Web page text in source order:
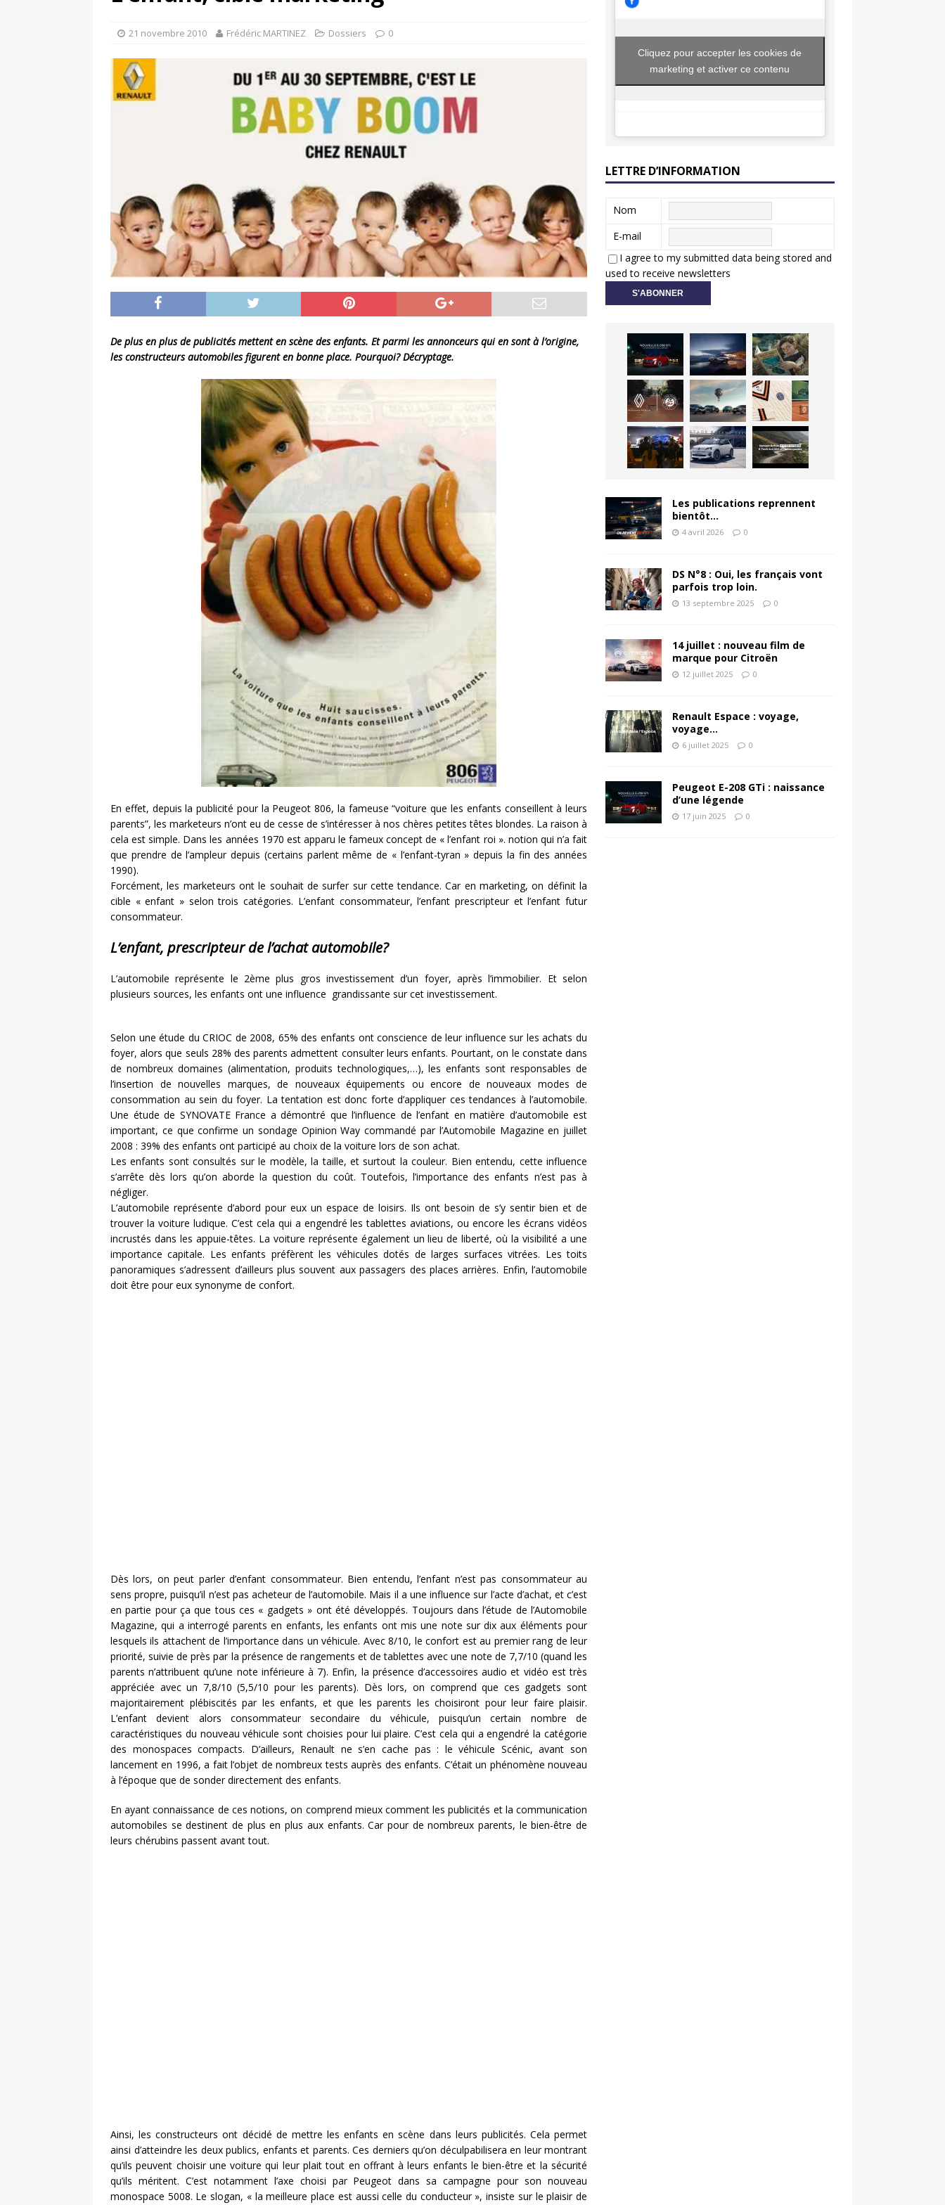
[ 4 avril 2026 ]
Les publications reprennent bientôt…
[ 13 septembre 2025 ] DS N°8 : Oui, les français vont parfois trop loin.
21 novembre 2010 Frédéric MARTINEZ Dossiers 0
De plus en plus de publicités mettent en scène des enfants. Et parmi les annonceurs qui en sont à l’origine,
les constructeurs automobiles figurent en bonne place. Pourquoi? Décryptage.
En effet, depuis la publicité pour la Peugeot 806, la fameuse “voiture que les enfants conseillent à leurs
parents”, les marketeurs n’ont eu de cesse de s’intéresser à nos chères petites têtes blondes. La raison à
cela est simple. Dans les années 1970 est apparu le fameux concept de « l’enfant roi ». notion qui n’a fait
que prendre de l’ampleur depuis (certains parlent même de « l’enfant-tyran » depuis la fin des années
1990).
Forcément, les marketeurs ont le souhait de surfer sur cette tendance. Car en marketing, on définit la
cible « enfant » selon trois catégories. L’enfant consommateur, l’enfant prescripteur et l’enfant futur
consommateur.
L’enfant, prescripteur de l’achat automobile?
L’automobile représente le 2ème plus gros investissement d’un foyer, après l’immobilier. Et selon
plusieurs sources, les enfants ont une influence grandissante sur cet investissement.
Selon une étude du CRIOC de 2008, 65% des enfants ont conscience de leur influence sur les achats du
foyer, alors que seuls 28% des parents admettent consulter leurs enfants. Pourtant, on le constate dans
de nombreux domaines (alimentation, produits technologiques,…), les enfants sont responsables de
l’insertion de nouvelles marques, de nouveaux équipements ou encore de nouveaux modes de
consommation au sein du foyer. La tentation est donc forte d’appliquer ces tendances à l’automobile.
Une étude de SYNOVATE France a démontré que l’influence de l’enfant en matière d’automobile est
important, ce que confirme un sondage Opinion Way commandé par l’Automobile Magazine en juillet
2008 : 39% des enfants ont participé au choix de la voiture lors de son achat.
Les enfants sont consultés sur le modèle, la taille, et surtout la couleur. Bien entendu, cette influence
s’arrête dès lors qu’on aborde la question du coût. Toutefois, l’importance des enfants n’est pas à
négliger.
L’automobile représente d’abord pour eux un espace de loisirs. Ils ont besoin de s’y sentir bien et de
trouver la voiture ludique. C’est cela qui a engendré les tablettes aviations, ou encore les écrans vidéos
incrustés dans les appuie-têtes. La voiture représente également un lieu de liberté, où la visibilité a une
importance capitale. Les enfants préfèrent les véhicules dotés de larges surfaces vitrées. Les toits
panoramiques s’adressent d’ailleurs plus souvent aux passagers des places arrières. Enfin, l’automobile
doit être pour eux synonyme de confort.
Dès lors, on peut parler d’enfant consommateur. Bien entendu, l’enfant n’est pas consommateur au
sens propre, puisqu’il n’est pas acheteur de l’automobile. Mais il a une influence sur l’acte d’achat, et c’est
en partie pour ça que tous ces « gadgets » ont été développés. Toujours dans l’étude de l’Automobile
Magazine, qui a interrogé parents en enfants, les enfants ont mis une note sur dix aux éléments pour
lesquels ils attachent de l’importance dans un véhicule. Avec 8/10, le confort est au premier rang de leur
priorité, suivie de près par la présence de rangements et de tablettes avec une note de 7,7/10 (quand les
parents n’attribuent qu’une note inférieure à 7). Enfin, la présence d’accessoires audio et vidéo est très
appréciée avec un 7,8/10 (5,5/10 pour les parents). Dès lors, on comprend que ces gadgets sont
majoritairement plébiscités par les enfants, et que les parents les choisiront pour leur faire plaisir.
L’enfant devient alors consommateur secondaire du véhicule, puisqu’un certain nombre de
caractéristiques du nouveau véhicule sont choisies pour lui plaire. C’est cela qui a engendré la catégorie
des monospaces compacts. D’ailleurs, Renault ne s’en cache pas : le véhicule Scénic, avant son
lancement en 1996, a fait l’objet de nombreux tests auprès des enfants. C’était un phénomène nouveau
à l’époque que de sonder directement des enfants.
En ayant connaissance de ces notions, on comprend mieux comment les publicités et la communication
automobiles se destinent de plus en plus aux enfants. Car pour de nombreux parents, le bien-être de
leurs chérubins passent avant tout.
Ainsi, les constructeurs ont décidé de mettre les enfants en scène dans leurs publicités. Cela permet
ainsi d’atteindre les deux publics, enfants et parents. Ces derniers qu’on déculpabilisera en leur montrant
qu’ils peuvent choisir une voiture qui leur plait tout en offrant à leurs enfants le bien-être et la sécurité
qu’ils méritent. C’est notamment l’axe choisi par Peugeot dans sa campagne pour son nouveau
monospace 5008. Le slogan, « la meilleure place est aussi celle du conducteur », insiste sur le plaisir de
Cliquez pour accepter les cookies de
marketing et activer ce contenu
LETTRE D’INFORMATION
Nom
E-mail
I agree to my submitted data being stored and
used to receive newsletters
Les publications reprennent
bientôt…
4 avril 2026 0
DS N°8 : Oui, les français vont
parfois trop loin.
13 septembre 2025 0
14 juillet : nouveau film de
marque pour Citroën
12 juillet 2025 0
Renault Espace : voyage,
voyage…
6 juillet 2025 0
Peugeot E-208 GTi : naissance
d’une légende
17 juin 2025 0